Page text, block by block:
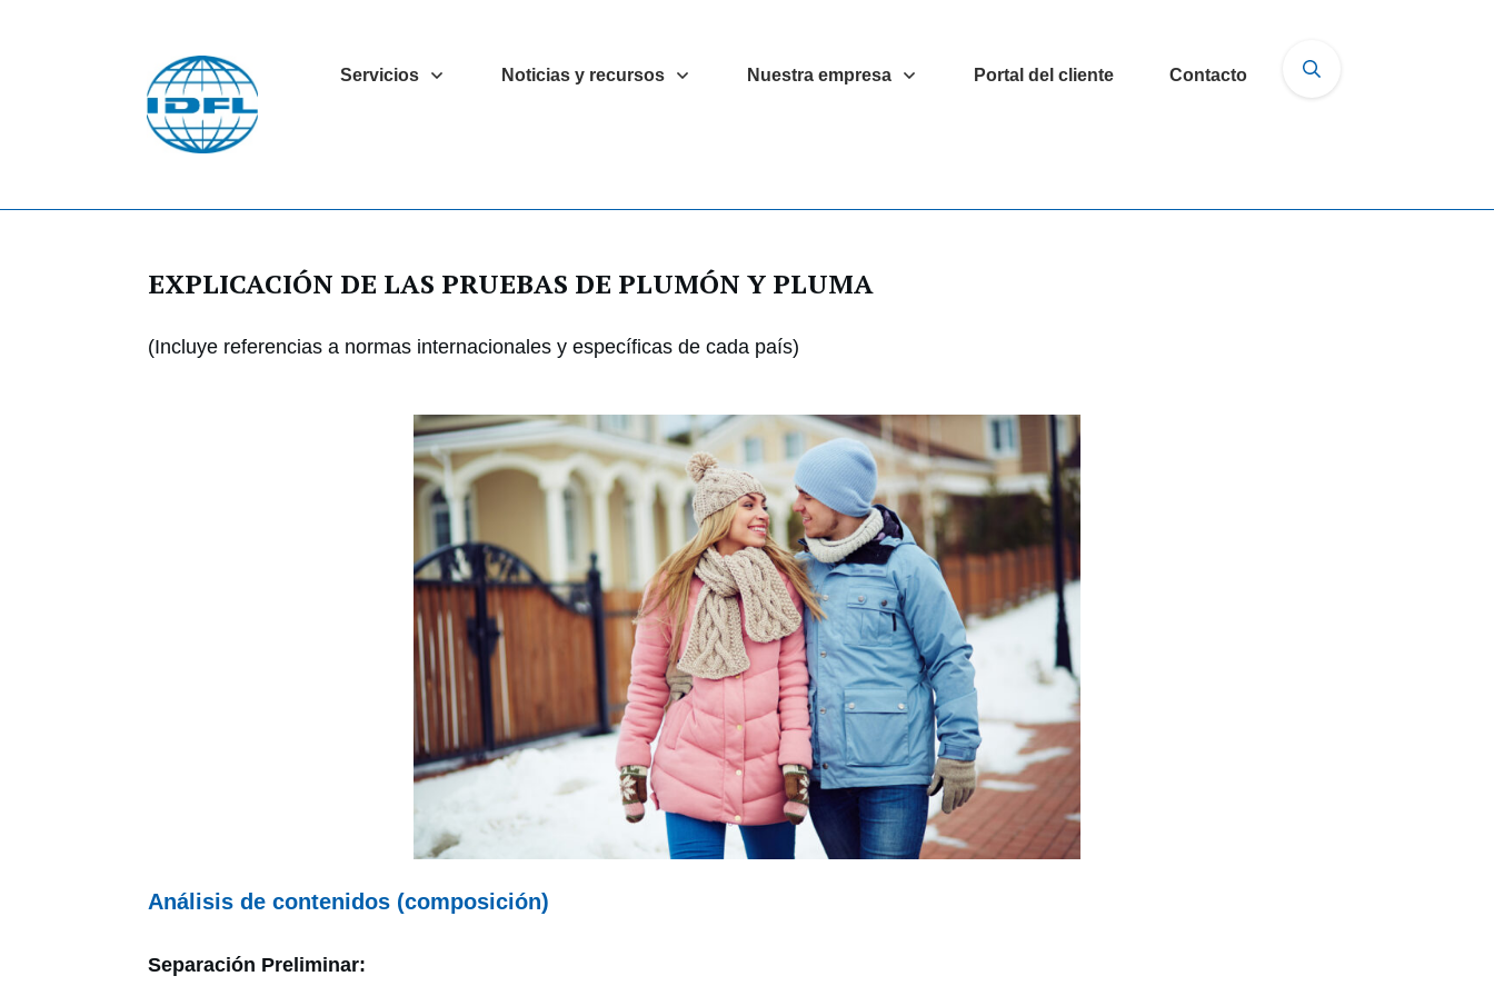
Servicios Noticias y recursos Nuestra empresa Portal del cliente Contacto
EXPLICACIÓN DE LAS PRUEBAS DE PLUMÓN Y PLUMA
(Incluye referencias a normas internacionales y específicas de cada país)
Análisis de contenidos (composición)
Separación Preliminar: